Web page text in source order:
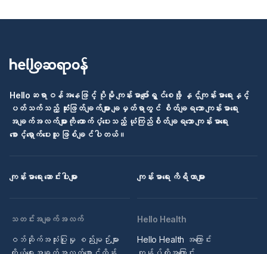
Helloဆရာဝန်အနေဖြင့် ပိုမို ကျန်းမာပျော်ရွှင်စေဖို့ နှင့်ကျန်းမာရေးနှင့်
ပတ်သက်သည့် ဆုံးဖြတ်ချက်များ ချမှတ်ရာတွင် စိတ်ချရသော ကျန်းမာရေး
အချက်အလက်များကို ထောက်ပံ့ပေးသည့် ယုံကြည်စိတ်ချရသော ကျန်းမာရေး
စောင့်ရှောက်ပေးသူ ဖြစ်ချင်ပါတယ်။
ကျန်းမာရေး ဆောင်းပါးများ ကျန်းမာရေး ကိရိယာများ
သတင်းအချက်အလက်
ဝဘ်ဆိုက်အသုံးပြုမှု စည်းမျဉ်းများ
Hello Health
Hello Health အကြောင်း